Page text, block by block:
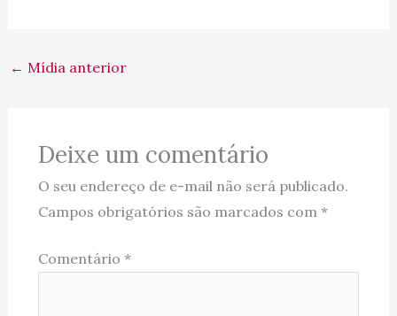
← Mídia anterior
Deixe um comentário
O seu endereço de e-mail não será publicado.
Campos obrigatórios são marcados com *
Comentário *